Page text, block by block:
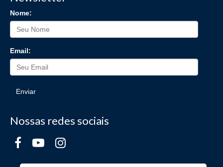
Nome:
Email:
Enviar
Nossas redes sociais